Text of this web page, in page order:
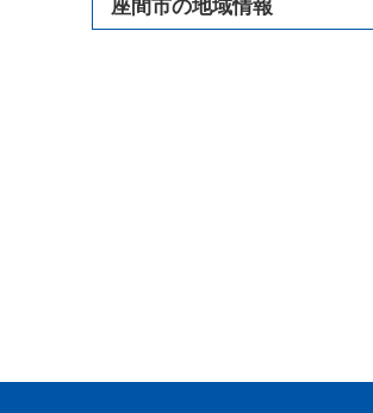
座間市の地域情報